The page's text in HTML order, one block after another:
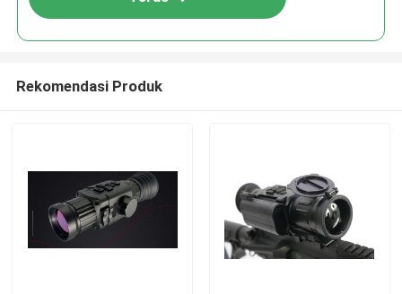
Rekomendasi Produk